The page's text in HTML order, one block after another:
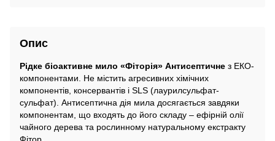
Опис
Рідке біоактивне мило «Фіторія» Антисептичне з ЕКО-
компонентами. Не містить агресивних хімічних
компонентів, консервантів і SLS (лаурилсульфат-
сульфат). Антисептична дія мила досягається завдяки
компонентам, що входять до його складу – ефірній олії
чайного дерева та рослинному натуральному екстракту